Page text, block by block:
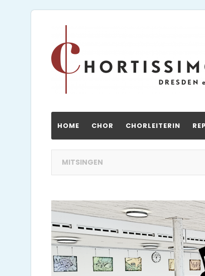
HOME CHOR CHORLEITERIN
MITSINGEN